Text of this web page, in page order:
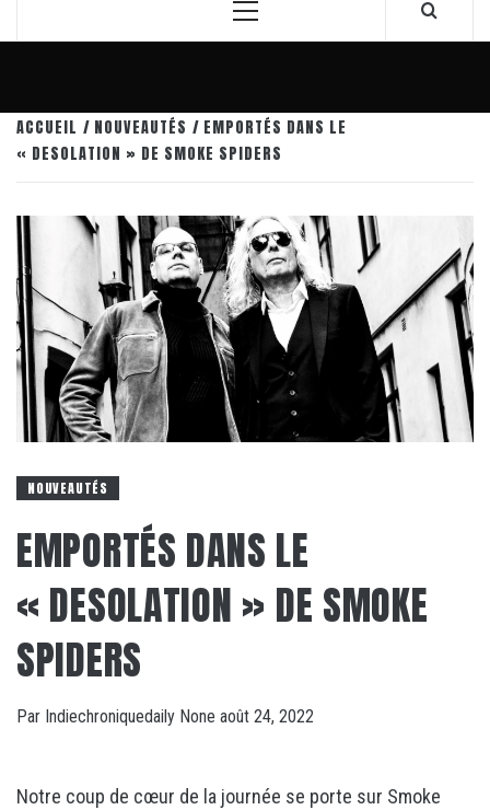
Menu
ACCUEIL NOUVEAUTÉS
EMPORTÉS DANS LE
« DESOLATION » DE SMOKE SPIDERS
NOUVEAUTÉS
EMPORTÉS DANS LE
« DESOLATION » DE SMOKE
SPIDERS
Par Indiechroniquedaily None août 24, 2022
Notre coup de cœur de la journée se porte sur Smoke